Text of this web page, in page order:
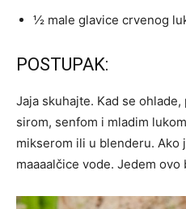
½ male glavice crvenog
POSTUPAK:
Jaja skuhajte. Kad se
sirom, senfom i mladim
mikserom ili u blenderu. Ako
maaaalčice vode. Jedem